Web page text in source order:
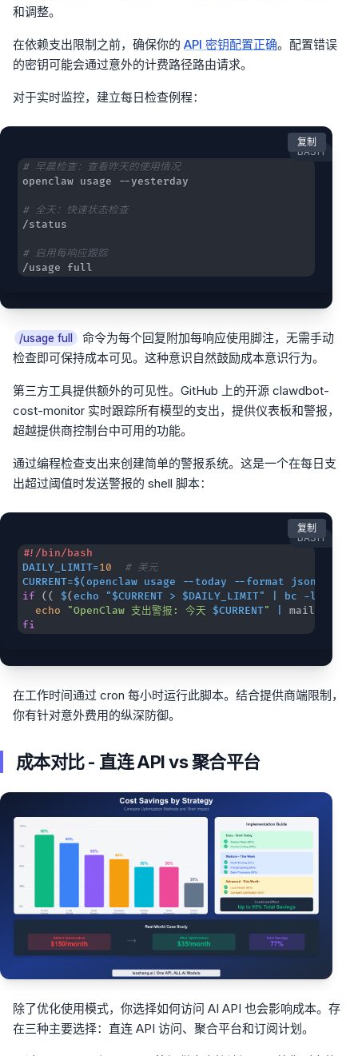
和调整。
在依赖支出限制之前，确保你的 API 密钥配置正确。配置错误
的密钥可能会通过意外的计费路径路由请求。
对于实时监控，建立每日检查例程：
BASH
# 早晨检查：查看昨天的使用情况
# 全天：快速状态检查
# 启用每响应跟踪
/usage full
复制
/usage full
命令为每个回复附加每响应使用脚注，无需手动
检查即可保持成本可见。这种意识自然鼓励成本意识行为。
第三方工具提供额外的可见性。GitHub 上的开源 clawdbot-
cost-monitor 实时跟踪所有模型的支出，提供仪表板和警报，
超越提供商控制台中可用的功能。
通过编程检查支出来创建简单的警报系统。这是一个在每日支
出超过阈值时发送警报的 shell 脚本：
BASH
#!/bin/bash
DAILY_LIMIT=10
# 美元
CURRENT=$(openclaw usage --today --format json
if (( $( echo "$CURRENT > $DAILY_LIMIT" bc -l
echo
"OpenClaw 支出警报: 今天 $CURRENT" mail -s
fi
复制
在工作时间通过 cron 每小时运行此脚本。结合提供商端限制，
你有针对意外费用的纵深防御。
成本对比 - 直连 API vs 聚合平台
除了优化使用模式，你选择如何访问 AI API 也会影响成本。存
在三种主要选择：直连 API 访问、聚合平台和订阅计划。